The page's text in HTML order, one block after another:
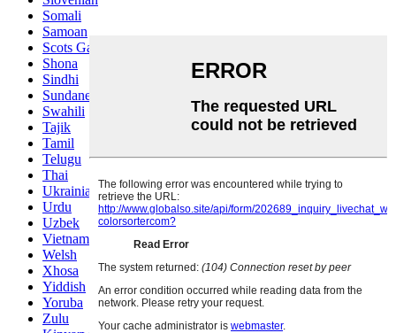
Somali
Samoan
Scots Gaelic
Shona
Sindhi
Sundanese
Swahili
Tajik
Tamil
Telugu
Thai
Ukrainian
Urdu
Uzbek
Vietnamese
Welsh
Xhosa
Yiddish
Yoruba
Zulu